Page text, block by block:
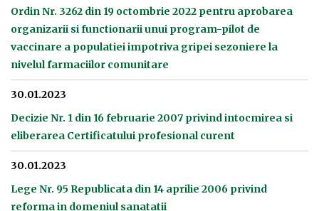
Ordin Nr. 3262 din 19 octombrie 2022 pentru aprobarea
organizarii si functionarii unui program-pilot de
vaccinare a populatiei impotriva gripei sezoniere la
nivelul farmaciilor comunitare
30.01.2023
Decizie Nr. 1 din 16 februarie 2007 privind intocmirea si
eliberarea Certificatului profesional curent
30.01.2023
Lege Nr. 95 Republicata din 14 aprilie 2006 privind
reforma in domeniul sanatatii